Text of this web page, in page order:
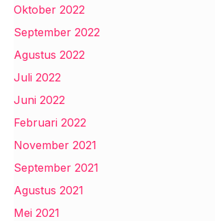
Oktober 2022
September 2022
Agustus 2022
Juli 2022
Juni 2022
Februari 2022
November 2021
September 2021
Agustus 2021
Mei 2021